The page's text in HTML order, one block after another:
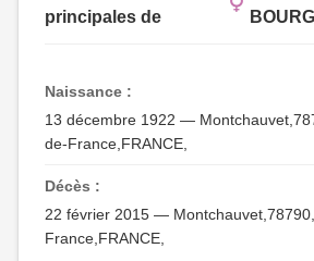
principales de
Naissance :
13 décembre 1922 —
de-France,FRANCE,
Décès :
22 février 2015 —
France,FRANCE,